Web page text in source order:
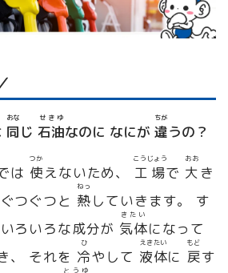
同
おな
じ 石油
せきゆ
なのに なにが 違
ちが
うの？
は 使
つか
えないため、 工場
こうじょう
で 大
おお
き
つぐつと 熱
ねっ
していきます。 す
ろいろな成分が 気体
きたい
になって
、 それを 冷
ひ
やして 液体
えきたい
に 戻
もど
す
とうゆ